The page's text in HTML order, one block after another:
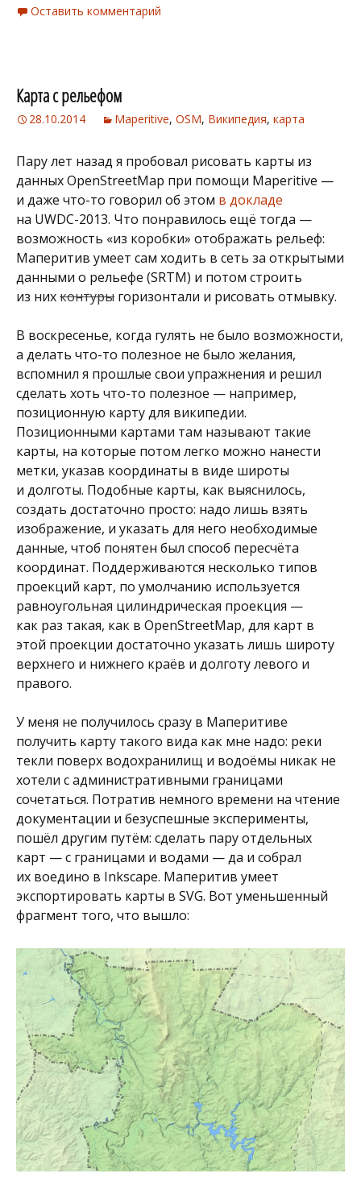
Оставить комментарий
Карта с рельефом
28.10.2014 Maperitive, OSM, Википедия, карта
Пару лет назад я пробовал рисовать карты из
данных OpenStreetMap при помощи Maperitive —
и даже что-то говорил об этом в докладе
на UWDC-2013. Что понравилось ещё тогда —
возможность «из коробки» отображать рельеф:
Маперитив умеет сам ходить в сеть за открытыми
данными о рельефе (SRTM) и потом строить
из нихконтуры горизонтали и рисовать отмывку.
В воскресенье, когда гулять не было возможности,
а делать что-то полезное не было желания,
вспомнил я прошлые свои упражнения и решил
сделать хоть что-то полезное — например,
позиционную карту для википедии.
Позиционными картами там называют такие
карты, на которые потом легко можно нанести
метки, указав координаты в виде широты
и долготы. Подобные карты, как выяснилось,
создать достаточно просто: надо лишь взять
изображение, и указать для него необходимые
данные, чтоб понятен был способ пересчёта
координат. Поддерживаются несколько типов
проекций карт, по умолчанию используется
равноугольная цилиндрическая проекция —
как раз такая, как в OpenStreetMap, для карт в
этой проекции достаточно указать лишь широту
верхнего и нижнего краёв и долготу левого и
правого.
У меня не получилось сразу в Маперитиве
получить карту такого вида как мне надо: реки
текли поверх водохранилищ и водоёмы никак не
хотели с административными границами
сочетаться. Потратив немного времени на чтение
документации и безуспешные эксперименты,
пошёл другим путём: сделать пару отдельных
карт — с границами и водами — да и собрал
их воедино в Inkscape. Маперитив умеет
экспортировать карты в SVG. Вот уменьшенный
фрагмент того, что вышло: